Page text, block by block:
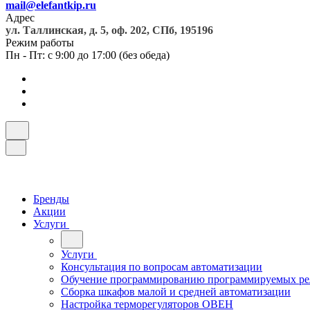
mail@elefantkip.ru
Адрес
ул. Таллинская, д. 5, оф. 202, СПб, 195196
Режим работы
Пн - Пт: с 9:00 до 17:00 (без обеда)
Бренды
Акции
Услуги
Услуги
Консультация по вопросам автоматизации
Обучение программированию программируемых
Сборка шкафов малой и средней автоматизации
Настройка терморегуляторов ОВЕН